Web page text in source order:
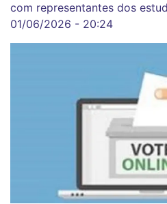
com representantes dos
01/06/2026 - 20:24